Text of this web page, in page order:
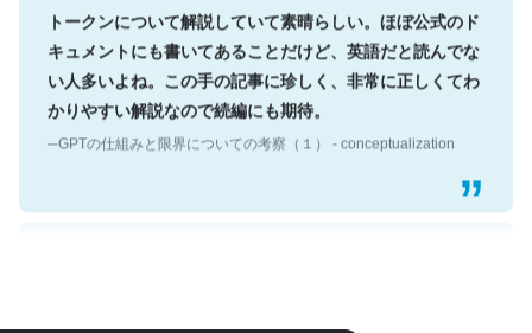
トークンについて解説していて素晴らしい。ほぼ公式のド
キュメントにも書いてあることだけど、英語だと読んでな
い人多いよね。この手の記事に珍しく、非常に正しくてわ
かりやすい解説なので続編にも期待。
─GPTの仕組みと限界についての考察（１） - conceptualization